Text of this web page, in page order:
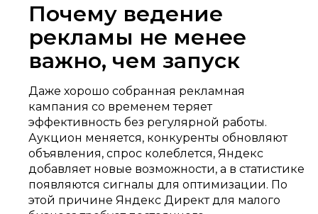
Почему ведение
рекламы не менее
важно, чем запуск
Даже хорошо собранная рекламная
кампания со временем теряет
эффективность без регулярной работы.
Аукцион меняется, конкуренты обновляют
объявления, спрос колеблется, Яндекс
добавляет новые возможности, а в статистике
появляются сигналы для оптимизации. По
этой причине Яндекс Директ для малого